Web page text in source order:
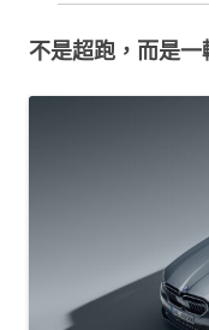
不是超跑，而是一